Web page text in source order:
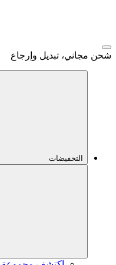
شحن مجاني، تبديل وإرجاع
التخفيضات